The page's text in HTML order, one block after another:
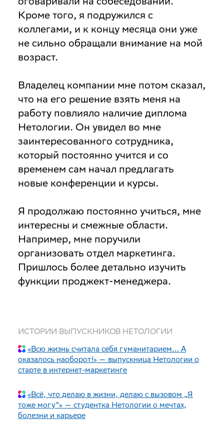
Кроме того, я подружился с
коллегами, и к концу месяца они уже
не сильно обращали внимание на мой
возраст.
Владелец компании мне потом сказал,
что на его решение взять меня на
работу повлияло наличие диплома
Нетологии. Он увидел во мне
заинтересованного сотрудника,
который постоянно учится и со
временем сам начал предлагать
новые конференции и курсы.
Я продолжаю постоянно учиться, мне
интересны и смежные области.
Например, мне поручили
организовать отдел маркетинга.
Пришлось более детально изучить
функции проджект-менеджера.
ИСТОРИИ ВЫПУСКНИКОВ НЕТОЛОГИИ
«Всю жизнь считала себя гуманитарием… А
оказалось наоборот!» — выпускница Нетологии о
старте в интернет-маркетинге
«Всё, что делаю в жизни, делаю с вызовом „Я
тоже могу“» — студентка Нетологии о мечтах,
болезни и карьере